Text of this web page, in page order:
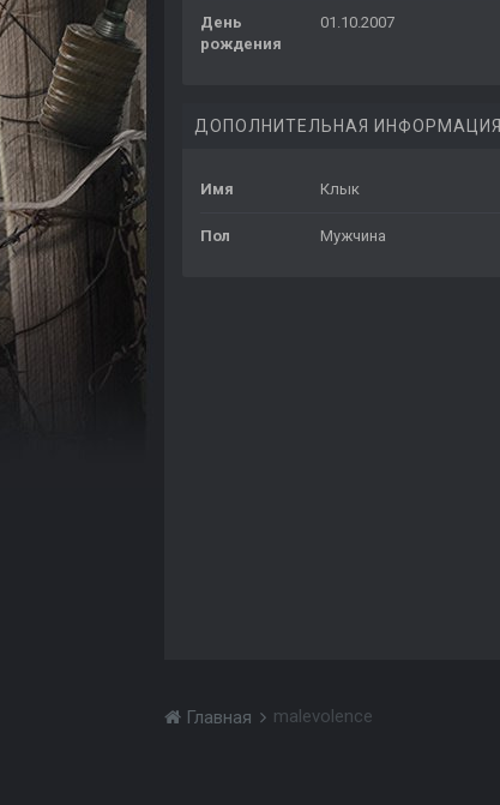
День
рождения
01.10.2007
ДОПОЛНИТЕЛЬНАЯ ИНФОРМАЦИЯ
Имя Клык
Пол Мужчина
Главная malevolence